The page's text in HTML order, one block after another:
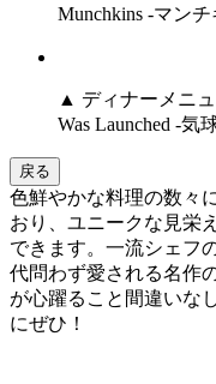
Munchkins -マン
▲ ディナーメニ
Was Launched -気
戻る
色鮮やかな料理の数々
おり、ユニークな見栄
できます。一流シェフ
代問わず愛される名作
が心躍ること間違いな
にぜひ！